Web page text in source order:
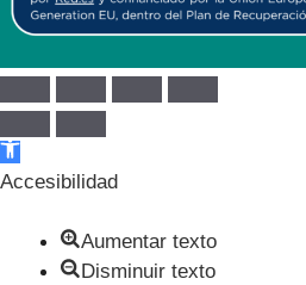
Abrir barra de herramientas
Accesibilidad
Aumentar texto
Disminuir texto